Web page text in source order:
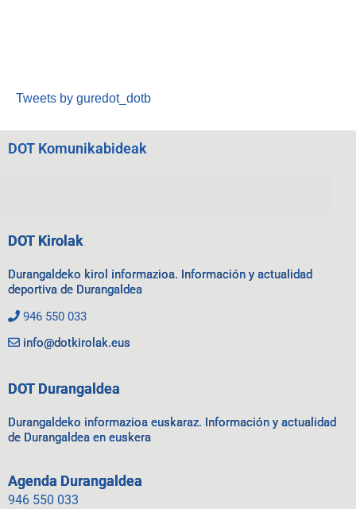
Tweets by guredot_dotb
DOT Komunikabideak
DOT Kirolak
Durangaldeko kirol informazioa. Información y actualidad
deportiva de Durangaldea
946 550 033
info@dotkirolak.eus
DOT Durangaldea
Durangaldeko informazioa euskaraz. Información y actualidad
de Durangaldea en euskera
Agenda Durangaldea
946 550 033